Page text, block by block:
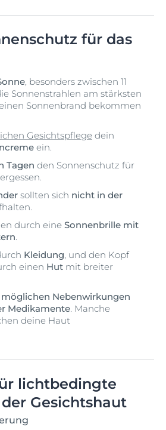
für das
, besonders zwischen 11
Sonnenstrahlen am stärksten
Sonnenbrand bekommen
Gesichtspflege dein
ein.
Tagen den Sonnenschutz für
sollten sich nicht in der
durch eine Sonnenbrille mit
.
Kleidung, und den Kopf
einen Hut mit breiter
möglichen Nebenwirkungen
Medikamente. Manche
deine Haut
lichtbedingte
Gesichtshaut